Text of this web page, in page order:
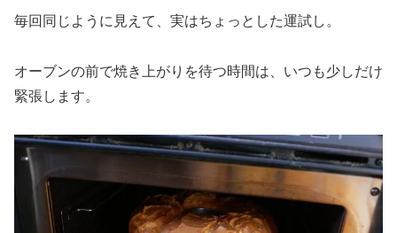
毎回同じように見えて、実はちょっとした運試し。
オーブンの前で焼き上がりを待つ時間は、いつも少しだけ
緊張します。